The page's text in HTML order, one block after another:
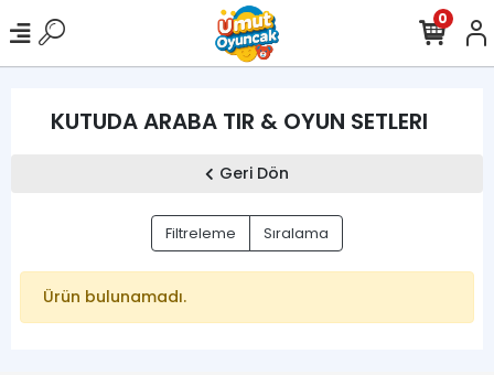
0
KUTUDA ARABA TIR & OYUN SETLERI
Geri Dön
Filtreleme Sıralama
Ürün bulunamadı.